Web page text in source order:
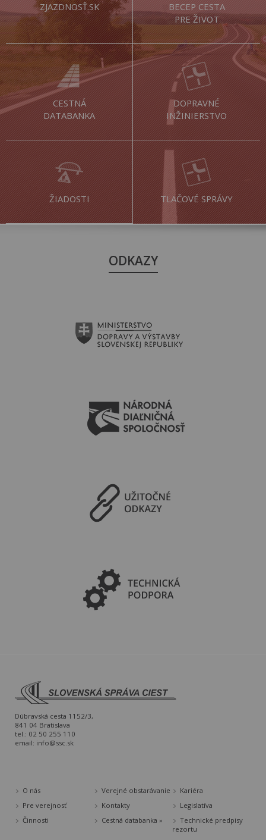
ZJAZDNOSŤ.SK
BECEP CESTA
PRE ŽIVOT
CESTNÁ
DATABANKA
DOPRAVNÉ
INŽINIERSTVO
ŽIADOSTI TLAČOVÉ SPRÁVY
ODKAZY
Dúbravská cesta 1152/3,
841 04 Bratislava
tel.: 02 50 255 110
email: info@ssc.sk
O nás Verejné obstarávanie
Kariéra
Pre verejnosť
Kontakty
Legislatíva
Činnosti
Cestná databanka »
Technické predpisy
rezortu